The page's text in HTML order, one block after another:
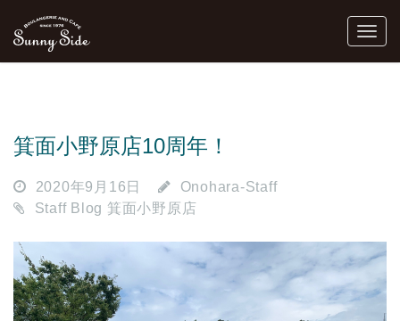
箕面小野原店10周年！
2020年9月16日
Onohara-Staff
Staff Blog 箕面小野原店